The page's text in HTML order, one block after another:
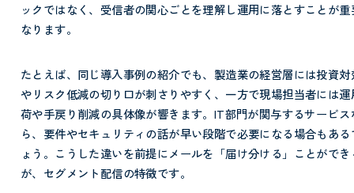
ックではなく、受信者の関心ごとを理解し運用に落とすことが重
なります。
たとえば、同じ導入事例の紹介でも、製造業の経営層には投資対
やリスク低減の切り口が刺さりやすく、一方で現場担当者には運
荷や手戻り削減の具体像が響きます。IT部門が関与するサービス
ら、要件やセキュリティの話が早い段階で必要になる場合もある
ょう。こうした違いを前提にメールを「届け分ける」ことができ
が、セグメント配信の特徴です。